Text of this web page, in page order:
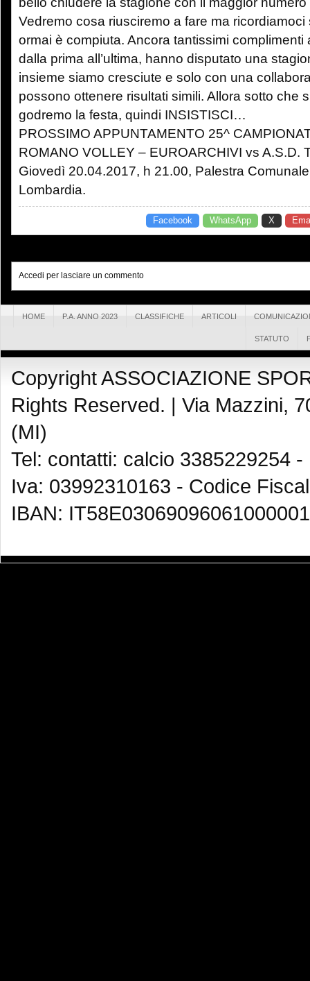
Vedremo cosa riusciremo a fare ma ricordiamoci
ormai è compiuta. Ancora tantissimi
dalla prima all’ultima, hanno disputato una
insieme siamo cresciute e solo con una
possono ottenere risultati simili. Allora sotto che
godremo la festa, quindi INSISTISCI…
PROSSIMO APPUNTAMENTO 25^
ROMANO VOLLEY – EUROARCHIVI vs A.S.D.
Giovedì 20.04.2017, h 21.00, Palestra
Lombardia.
Facebook WhatsApp X
Accedi per lasciare un commento
HOME P.A. ANNO 2023 CLASSIFICHE ARTICOLI
STATUTO
Copyright ASSOCIAZIONE
Rights Reserved. | Via Mazzini,
(MI)
Tel: contatti: calcio 3385229254
Iva: 03992310163 - Codice
IBAN: